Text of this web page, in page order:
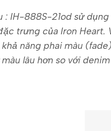
: IH-888S-21od sử
trưng của Iron Heart.
khả năng phai màu
lâu hơn so với